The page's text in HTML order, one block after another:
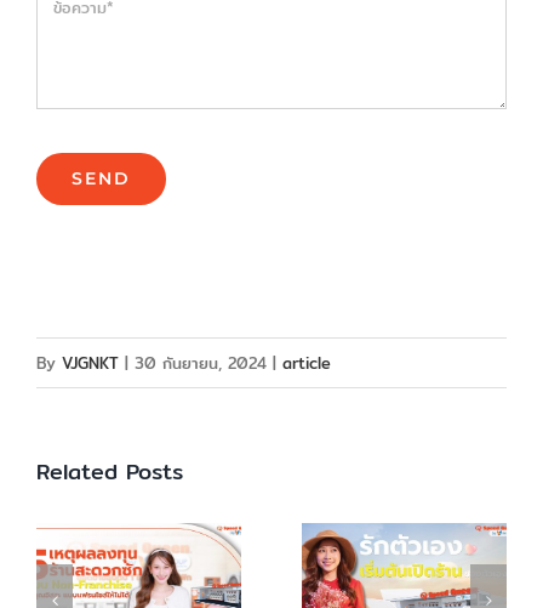
SEND
By VJGNKT | 30 กันยายน, 2024 | article
Related Posts